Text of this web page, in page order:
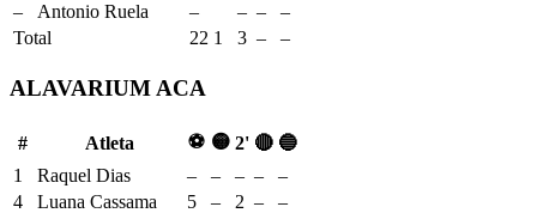
–
Antonio Ruela – – –
–
Total
22 1 3 – –
ALAVARIUM ACA
# Atleta ⚽ 🟡 2' 🔴 🔵
1
Raquel Dias – – – –
–
4
Luana Cassama 5 – 2 –
–